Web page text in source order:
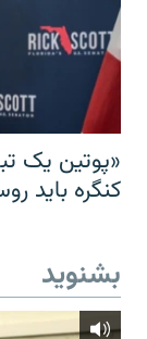
«پوتین یک
کنگره باید
بشنوید